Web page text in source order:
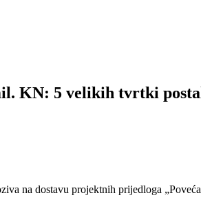
KN: 5 velikih tvrtki
na dostavu projektnih prijedloga